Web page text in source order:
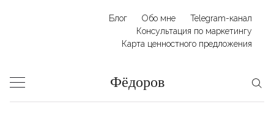
Блог Обо мне
Telegram-канал
Консультация по маркетингу
Карта ценностного предложения
Фёдоров